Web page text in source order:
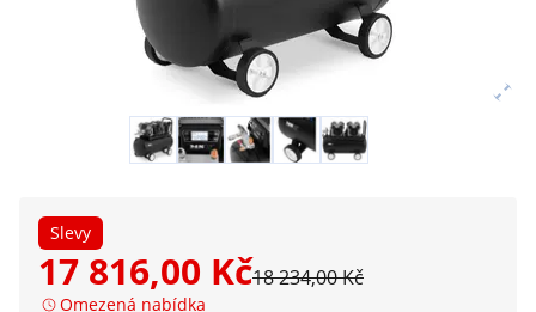
Slevy
17 816,00 Kč18 234,00 Kč
Omezená nabídka